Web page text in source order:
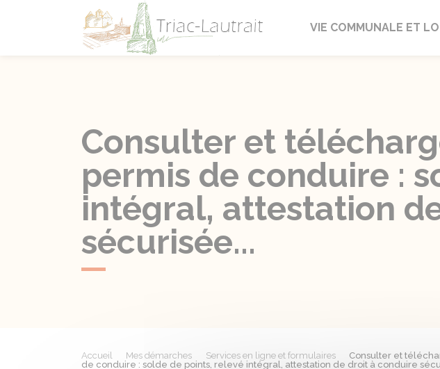
Triac-Lautrait
VIE COMMUNALE ET
Consulter et
permis de conduire :
intégral, attestation
sécurisée...
Accueil Mes démarches Services en ligne et formulaires
Consulter et
de conduire : solde de points, relevé intégral, attestation de droit à conduire